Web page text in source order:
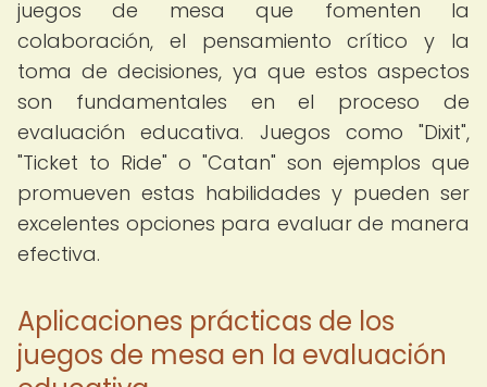
juegos de mesa que fomenten la
colaboración, el pensamiento crítico y la
toma de decisiones, ya que estos aspectos
son fundamentales en el proceso de
evaluación educativa. Juegos como "Dixit",
"Ticket to Ride" o "Catan" son ejemplos que
promueven estas habilidades y pueden ser
excelentes opciones para evaluar de manera
efectiva.
Aplicaciones prácticas de los
juegos de mesa en la evaluación